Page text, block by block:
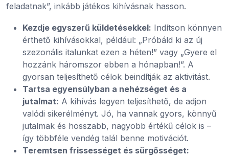
feladatnak”, inkább játékos kihívásnak hasson.
Kezdje egyszerű küldetésekkel: Indítson könnyen
érthető kihívásokkal, például: „Próbáld ki az új
szezonális italunkat ezen a héten!” vagy „Gyere el
hozzánk háromszor ebben a hónapban!”. A
gyorsan teljesíthető célok beindítják az aktivitást.
Tartsa egyensúlyban a nehézséget és a
jutalmat: A kihívás legyen teljesíthető, de adjon
valódi sikerélményt. Jó, ha vannak gyors, könnyű
jutalmak és hosszabb, nagyobb értékű célok is –
így többféle vendég talál benne motivációt.
Teremtsen frissességet és sürgősséget: